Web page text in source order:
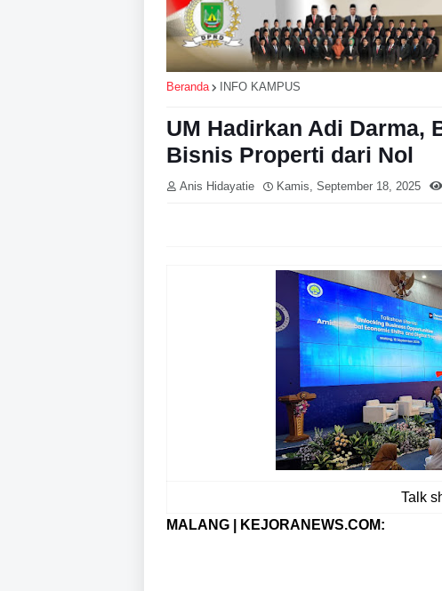
Beranda INFO KAMPUS
UM Hadirkan Adi Darma,
Bisnis Properti dari Nol
Anis Hidayatie Kamis, September 18, 2025
Talk
MALANG | KEJORANEWS.COM: